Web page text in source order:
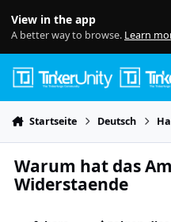
View in the app
A better way to browse. Learn
Startseite Deutsch
Warum hat das
Widerstaende